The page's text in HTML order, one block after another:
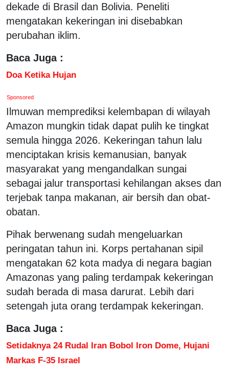
dekade di Brasil dan Bolivia. Peneliti
mengatakan kekeringan ini disebabkan
perubahan iklim.
Baca Juga :
Doa Ketika Hujan
Sponsored
Ilmuwan memprediksi kelembapan di wilayah
Amazon mungkin tidak dapat pulih ke tingkat
semula hingga 2026. Kekeringan tahun lalu
menciptakan krisis kemanusian, banyak
masyarakat yang mengandalkan sungai
sebagai jalur transportasi kehilangan akses dan
terjebak tanpa makanan, air bersih dan obat-
obatan.
Pihak berwenang sudah mengeluarkan
peringatan tahun ini. Korps pertahanan sipil
mengatakan 62 kota madya di negara bagian
Amazonas yang paling terdampak kekeringan
sudah berada di masa darurat. Lebih dari
setengah juta orang terdampak kekeringan.
Baca Juga :
Setidaknya 24 Rudal Iran Bobol Iron Dome, Hujani
Markas F-35 Israel